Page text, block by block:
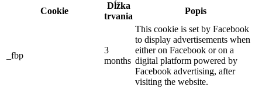
Cookie
Dĺžka
trvania
Popis
_fbp
3
months
This cookie is set by Facebook
to display advertisements when
either on Facebook or on a
digital platform powered by
Facebook advertising, after
visiting the website.